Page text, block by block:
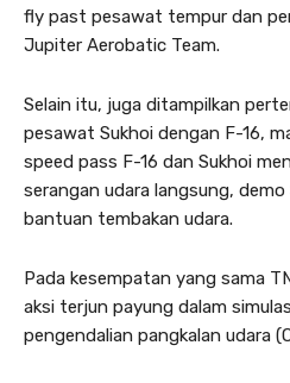
fly past pesawat tempur dan
Jupiter Aerobatic Team.
Selain itu, juga ditampilkan
pesawat Sukhoi dengan F-16,
speed pass F-16 dan Sukhoi
serangan udara langsung,
bantuan tembakan udara.
Pada kesempatan yang sama
aksi terjun payung dalam
pengendalian pangkalan udara